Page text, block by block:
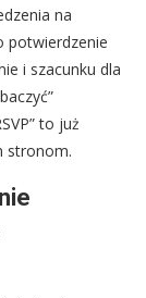
na
potwierdzenie
i szacunku dla
to już
stronom.